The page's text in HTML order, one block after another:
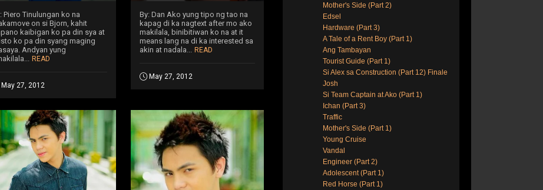
Piero Tinulungan ko na
on si Bjorn, kahit
kaibigan ko pa din sya at
ko pa din syang maging
Andyan yung
READ
May 27, 2012
By: Dan Ako yung tipo ng tao na
kapag di ka nagtext after mo ako
makilala, binibitiwan ko na at it
means lang na di ka interested sa
akin at nadala... READ
May 27, 2012
Mother's Side (Part 2)
Edsel
Hardware (Part 3)
A Tale of a Rent Boy (Part 1)
Ang Tambayan
Tourist Guide (Part 1)
Si Alex sa Construction (Part 12) Finale
Josh
Si Team Captain at Ako (Part 1)
Ichan (Part 3)
Traffic
Mother's Side (Part 1)
Young Cruise
Vandal
Engineer (Part 2)
Adolescent (Part 1)
Red Horse (Part 1)